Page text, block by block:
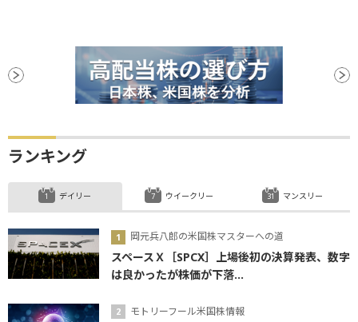
ランキング
デイリー
岡元兵八郎の米国株マスターへの道
スペースＸ［SPCX］上場後初の決算発表、数字
は良かったが株価が下落...
モトリーフール米国株情報
ウイークリー マンスリー